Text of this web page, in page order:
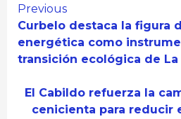
Continue
Reading
Previous
Curbelo destaca la figura
energética como
transición ecológica de La
El Cabildo refuerza la
cenicienta para reducir